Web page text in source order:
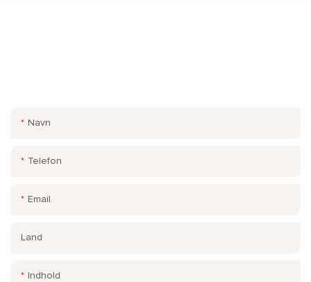
Navn
Telefon
Email.
Land
Indhold